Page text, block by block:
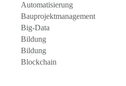
Automatisierung
Bauprojektmanagement
Big-Data
Bildung
Bildung
Blockchain